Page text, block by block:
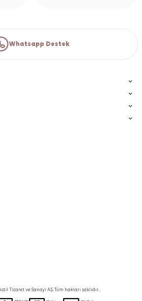
Whatsapp Destek
Ticaret ve Sanayi A.Ş. Tüm hakları saklıdır.